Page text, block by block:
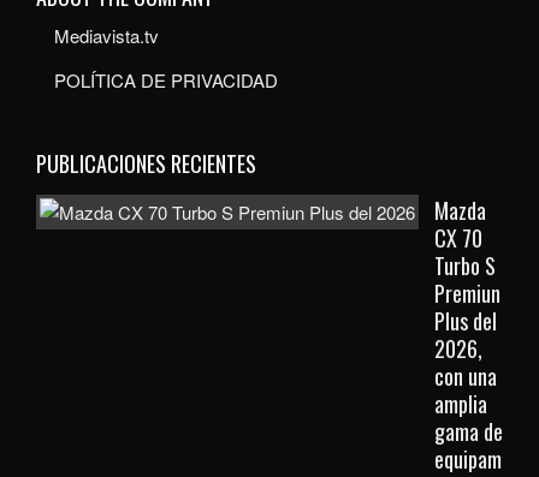
Mediavista.tv
POLÍTICA DE PRIVACIDAD
PUBLICACIONES RECIENTES
Mazda
CX 70
Turbo S
Premiun
Plus del
2026,
con una
amplia
gama de